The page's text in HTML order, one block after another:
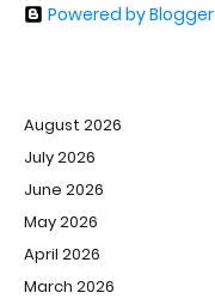
Powered by Blogger
August 2026
July 2026
June 2026
May 2026
April 2026
March 2026